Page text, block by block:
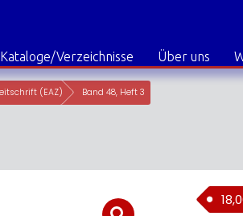
Kataloge/Verzeichnisse Über uns
(EAZ) Band 48, Heft 3